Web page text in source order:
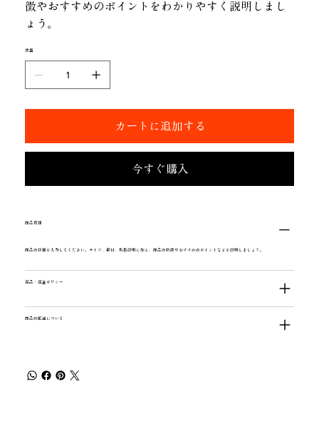
徴やおすすめのポイントをわかりやすく説明しまし
ょう。
数量
カートに追加する
今すぐ購入
商品情報
商品の詳細を入力してください。サイズ、素材、取扱説明に加え、商品の特徴やおすすめのポイントなどを説明しましょう。
返品・返金ポリシー
商品の配送について